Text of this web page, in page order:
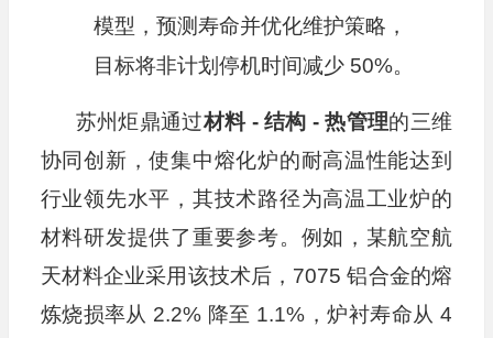
模型，预测寿命并优化维护策略，
目标将非计划停机时间减少 50%。
苏州炬鼎通过材料 - 结构 - 热管理的三维
协同创新，使集中熔化炉的耐高温性能达到
行业领先水平，其技术路径为高温工业炉的
材料研发提供了重要参考。例如，某航空航
天材料企业采用该技术后，7075 铝合金的熔
炼烧损率从 2.2% 降至 1.1%，炉衬寿命从 4